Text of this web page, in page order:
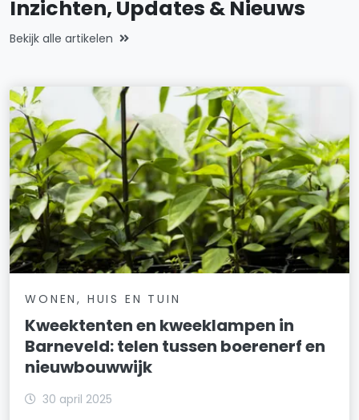
Inzichten, Updates & Nieuws
Bekijk alle artikelen
WONEN, HUIS EN TUIN
Kweektenten en kweeklampen in
Barneveld: telen tussen boerenerf en
nieuwbouwwijk
30 april 2025